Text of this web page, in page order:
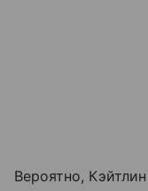
Вероятно,